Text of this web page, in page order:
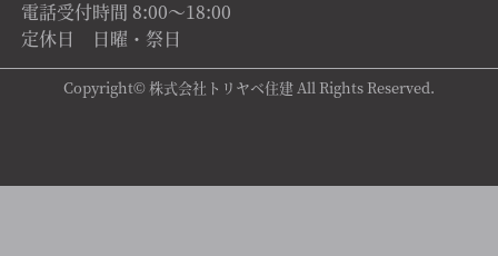
電話受付時間 8:00～18:00
定休日 日曜・祭日
Copyright© 株式会社トリヤベ住建 All Rights Reserved.